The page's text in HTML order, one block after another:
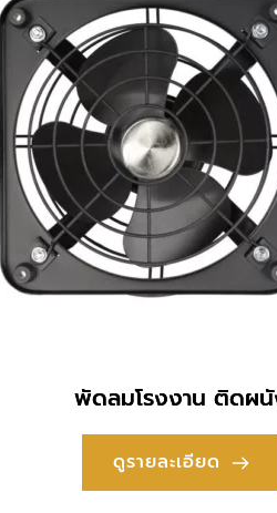
พัดลมโรงงาน ติดผ
ดูรายละเอียด